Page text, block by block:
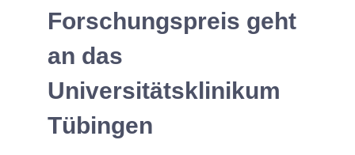
Forschungspreis geht
an das
Universitätsklinikum
Tübingen